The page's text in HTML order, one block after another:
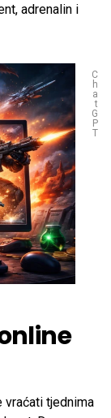
adrenalin i
C
h
a
t
G
P
T
vraćati tjednima